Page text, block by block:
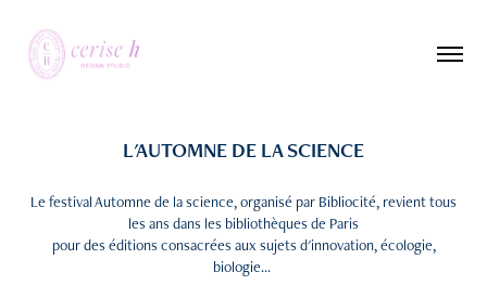
L'AUTOMNE DE LA SCIENCE
Le festival Automne de la science, organisé par Bibliocité, revient tous
les ans dans les bibliothèques de Paris
pour des éditions consacrées aux sujets d'innovation, écologie,
biologie...